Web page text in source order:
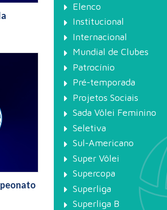
Elenco
Institucional
Internacional
Mundial de Clubes
Patrocínio
Pré-temporada
Projetos Sociais
Sada Vôlei Feminino
Seletiva
Sul-Americano
Super Vôlei
Supercopa
Superliga
Superliga B